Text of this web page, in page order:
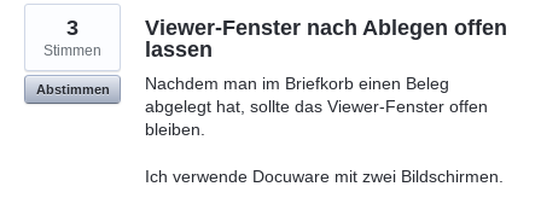
Viewer-Fenster nach Ablegen offen
lassen
Nachdem man im Briefkorb einen Beleg
abgelegt hat, sollte das Viewer-Fenster offen
bleiben.
Ich verwende Docuware mit zwei Bildschirmen.
3
Stimmen
Abstimmen